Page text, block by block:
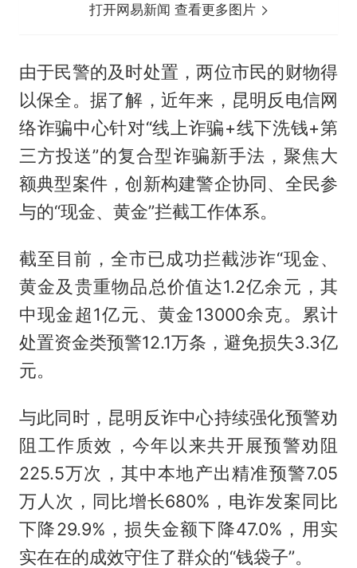
打开网易新闻 查看更多图片
由于民警的及时处置，两位市民的财物得
以保全。据了解，近年来，昆明反电信网
络诈骗中心针对“线上诈骗+线下洗钱+第
三方投送”的复合型诈骗新手法，聚焦大
额典型案件，创新构建警企协同、全民参
与的“现金、黄金”拦截工作体系。
截至目前，全市已成功拦截涉诈“现金、
黄金及贵重物品总价值达1.2亿余元，其
中现金超1亿元、黄金13000余克。累计
处置资金类预警12.1万条，避免损失3.3亿
元。
与此同时，昆明反诈中心持续强化预警劝
阻工作质效，今年以来共开展预警劝阻
225.5万次，其中本地产出精准预警7.05
万人次，同比增长680%，电诈发案同比
下降29.9%，损失金额下降47.0%，用实
实在在的成效守住了群众的“钱袋子”。